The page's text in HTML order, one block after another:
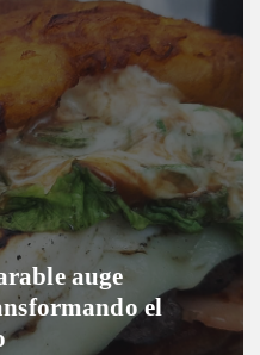
auge
el